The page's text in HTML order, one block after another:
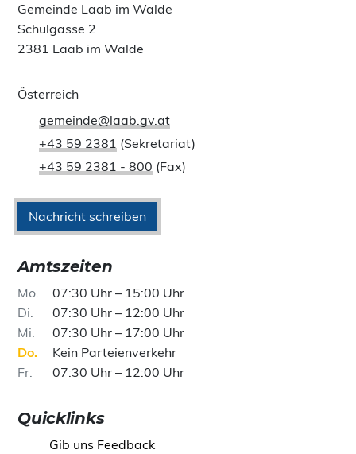
Gemeinde Laab im Walde
Schulgasse 2
2381 Laab im Walde
Österreich
gemeinde@laab.gv.at
+43 59 2381 (Sekretariat)
+43 59 2381 - 800 (Fax)
Nachricht schreiben
Amtszeiten
Mo
07:30 Uhr – 15:00 Uhr
Di
07:30 Uhr – 12:00 Uhr
Mi
07:30 Uhr – 17:00 Uhr
Do
Kein Parteienverkehr
Fr
07:30 Uhr – 12:00 Uhr
Quicklinks
Gib uns Feedback